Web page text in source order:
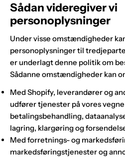
Sådan videregiver vi
personoplysninger
Under visse omstændigheder
personoplysninger til
er underlagt denne politik om
Sådanne omstændigheder kan
Med Shopify, leverandører og
udfører tjenester på vores
betalingsbehandling,
lagring, klargøring og
Med forretnings- og
markedsføringstjenester og